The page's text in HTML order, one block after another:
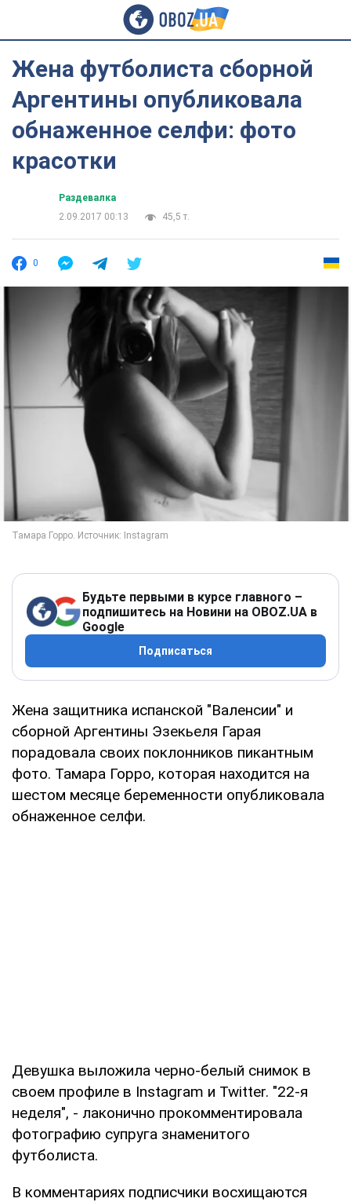
Жена футболиста сборной
Аргентины опубликовала
обнаженное селфи: фото
красотки
Раздевалка
2.09.2017 00:13
45,5 т.
0
Будьте первыми в курсе главного –
подпишитесь на Новини на OBOZ.UA в
Google
Подписаться
Жена защитника испанской "Валенсии" и
сборной Аргентины Эзекьеля Гарая
порадовала своих поклонников пикантным
фото. Тамара Горро, которая находится на
шестом месяце беременности опубликовала
обнаженное селфи.
Девушка выложила черно-белый снимок в
своем профиле в Instagram и Twitter. "22-я
неделя", - лаконично прокомментировала
фотографию супруга знаменитого
футболиста.
В комментариях подписчики восхищаются